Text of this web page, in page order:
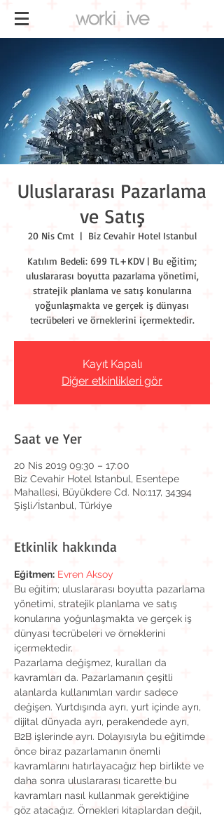
Uluslararası Pazarlama
ve Satış
20 Nis Cmt
  |
Biz Cevahir Hotel Istanbul
Katılım Bedeli: 699 TL+KDV | Bu eğitim;
uluslararası boyutta pazarlama yönetimi,
stratejik planlama ve satış konularına
yoğunlaşmakta ve gerçek iş dünyası
tecrübeleri ve örneklerini içermektedir.
Kayıt Kapalı
Diğer etkinlikleri gör
Saat ve Yer
20 Nis 2019 09:30 – 17:00
Biz Cevahir Hotel Istanbul, Esentepe
Mahallesi, Büyükdere Cd. No:117, 34394
Şişli/İstanbul, Türkiye
Etkinlik hakkında
Eğitmen: Evren Aksoy
Bu eğitim; uluslararası boyutta pazarlama
yönetimi, stratejik planlama ve satış
konularına yoğunlaşmakta ve gerçek iş
dünyası tecrübeleri ve örneklerini
Pazarlama değişmez, kuralları da
kavramları da. Pazarlamanın çeşitli
alanlarda kullanımları vardır sadece
değişen. Yurtdışında ayrı, yurt içinde ayrı,
dijital dünyada ayrı, perakendede ayrı,
B2B işlerinde ayrı. Dolayısıyla bu eğitimde
önce biraz pazarlamanın önemli
kavramlarını hatırlayacağız hep birlikte ve
daha sonra uluslararası ticarette bu
kavramları nasıl kullanmak gerektiğine
göz atacağız. Örnekleri kitaplardan değil,